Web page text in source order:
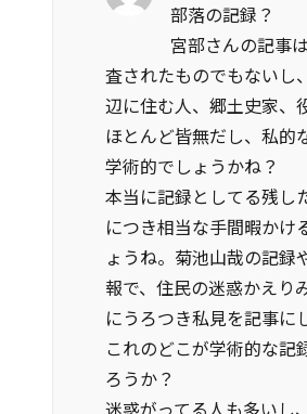
部落の記録？
宮部さんの記事
査されたものでもないし
辺に住む人、郷土史家、
ほとんど皆無だし、私的
学術的でしょうかね？
本当に記録としてる残し
につき相当な手間暇かけ
ょうね。菊池山哉の記録
報で、住民の迷惑かえり
にうろつき私見を記事に
これのどこが学術的な記
ろうか？